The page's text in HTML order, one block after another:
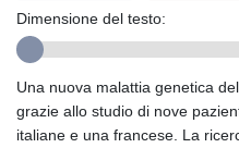
Dimensione del testo:
Una nuova malattia genetica
grazie allo studio di nove
italiane e una francese. La